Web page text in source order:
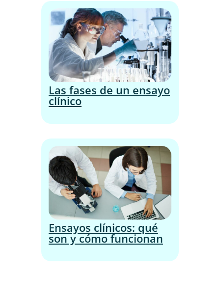
Las fases de un ensayo
clínico
Ensayos clínicos: qué
son y cómo funcionan